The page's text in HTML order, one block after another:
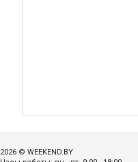
2026 © WEEKEND.BY